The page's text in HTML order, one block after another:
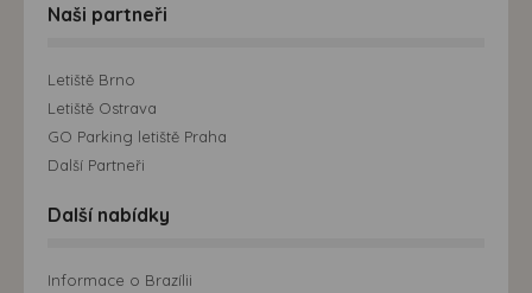
Naši partneři
Letiště Brno
Letiště Ostrava
GO Parking letiště Praha
Další Partneři
Další nabídky
Informace o Brazílii